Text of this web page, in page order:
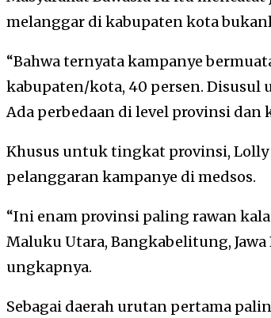
melanggar di kabupaten kota
“Bahwa ternyata kampanye
kabupaten/kota, 40 persen. Disusul
Ada perbedaan di level provinsi dan
Khusus untuk tingkat provinsi, Lolly
pelanggaran kampanye di medsos.
“Ini enam provinsi paling rawan
Maluku Utara, Bangkabelitung,
ungkapnya.
Sebagai daerah urutan pertama